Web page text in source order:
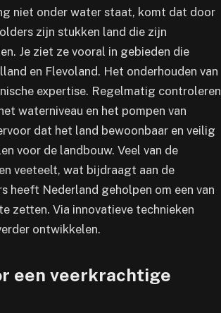
niet onder water staat, komt dat door
zijn stukken land die zijn
Je ziet ze vooral in gebieden die
en Flevoland. Het onderhouden van
expertise. Regelmatig controleren
waterniveau en het pompen van
dat het land bewoonbaar en veilig
voor de landbouw. Veel van de
veeteelt, wat bijdraagt aan de
heeft Nederland geholpen om een van
zetten. Via innovatieve technieken
ontwikkelen.
een veerkrachtige